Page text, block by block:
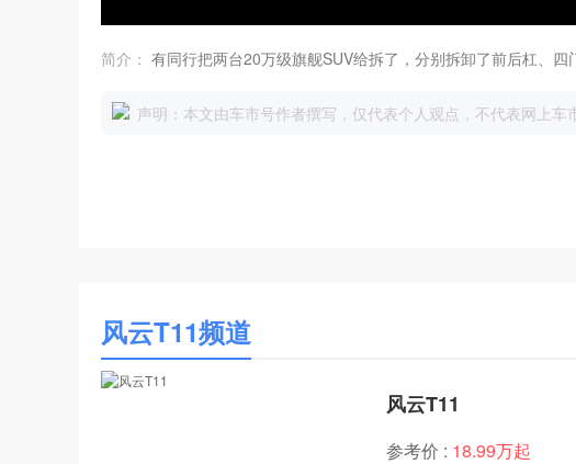
简介： 有同行把两台20万级旗舰SUV给拆了，分别拆卸了前后杠、四
声明：本文由车市号作者撰写，仅代表个人观点，不代表网上车
风云T11频道
风云T11
参考价 : 18.99万起